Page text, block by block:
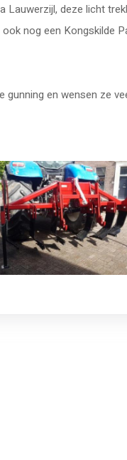
Lauwerzijl, deze licht
nog een Kongskilde
gunning en wensen ze